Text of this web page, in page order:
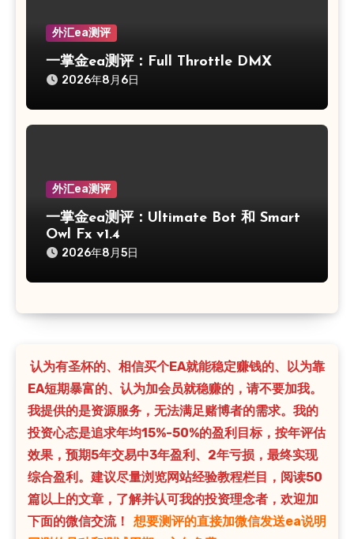
外汇ea测评
一掌金ea测评：Full Throttle DMX
2026年8月6日
外汇ea测评
一掌金ea测评：Ultimate Bot 和 Smart
Owl Fx v1.4
2026年8月5日
认为有圣杯的、相信买个EA就能稳定赚钱的、以为靠
EA短期暴富的、认为加会员就稳赚的，请不要加我。
我提供的是资源服务，无法满足赌博者的需求。我的
投资心态是追求年均15%-50%的盈利目标，按年评估
效果，预期5年交易中3年盈利、2年亏损，最终实现
综合盈利。建议尽量浏览网站经验教程栏目，阅读50
篇以上的文章，了解并认可我的投资理念者，欢迎加
下面的微信交流！
想要测评的直接加微信发送ea说明